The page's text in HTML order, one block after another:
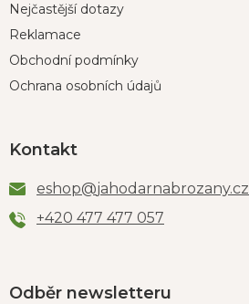
Nejčastější dotazy
Reklamace
Obchodní podmínky
Ochrana osobních údajů
Kontakt
eshop@jahodarnabrozany.cz
+420 477 477 057
Odběr newsletteru